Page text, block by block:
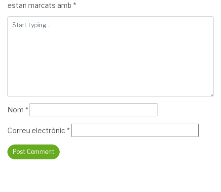
estan marcats amb *
Nom *
Correu electrònic *